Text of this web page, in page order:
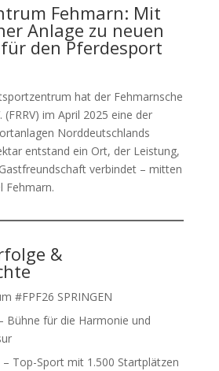
Fehmarn: Mit
Anlage zu neuen
den Pferdesport
hat der Fehmarnsche
(FRRV) im April 2025 eine der
Norddeutschlands
entstand ein Ort, der Leistung,
verbindet – mitten
Fehmarn.
&
#FPF26 SPRINGEN
Bühne für die Harmonie und
– Top-Sport mit 1.500 Startplätzen